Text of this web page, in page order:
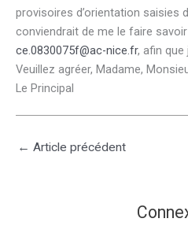
provisoires d’orientation saisies
conviendrait de me le faire
ce.0830075f@ac-nice.fr, afin que
Veuillez agréer, Madame,
Le Principal
← Article précédent